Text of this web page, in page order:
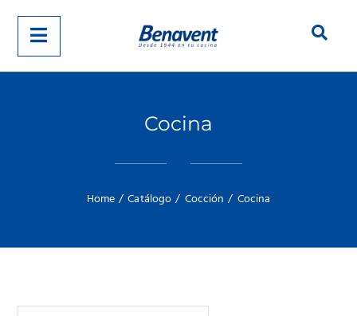
Cocina
Home / Catálogo / Cocción / Cocina